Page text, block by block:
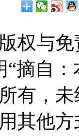
权与免
“摘自
有，
其他